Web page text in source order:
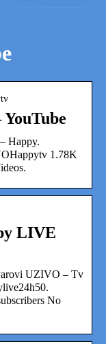
Happy.
1.78K
LIVE
UZIVO – Tv
No